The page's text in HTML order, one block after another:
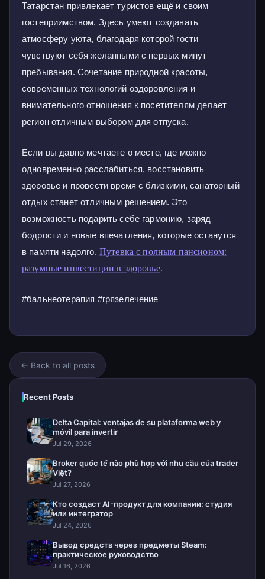
Татарстан привлекает туристов ещё и своим
гостеприимством. Здесь умеют создавать
атмосферу уюта, благодаря которой гости
чувствуют себя желанными с первых минут
пребывания. Сочетание природной красоты,
современных технологий оздоровления и
внимательного отношения к посетителям делает
регион отличным выбором для отпуска.
Если вы давно мечтаете о месте, где можно
одновременно расслабиться, восстановить
здоровье и провести время с близкими, санаторный
отдых станет отличным решением. Это
возможность подарить себе гармонию, заряд
бодрости и новые впечатления, которые останутся
в памяти надолго. Путевка с полным пансионом:
разумные инвестиции в здоровье.
#бальнеотерапия #грязелечение
← Back to all posts
Recent Posts
Delta Capital: ventajas de su plataforma web y
móvil para invertir
Jul 29, 2026
Broker quốc tế nào phù hợp với nhu cầu của trader
Việt?
Jul 27, 2026
Кто создаст AI-продукт для компании: студия
или интегратор
Jul 24, 2026
Вывод средств через предметы Steam:
практическое руководство
Jul 16, 2026